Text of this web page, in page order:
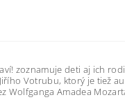
zoznamuje deti aj ich
Votrubu, ktorý je tiež
Wolfganga Amadea